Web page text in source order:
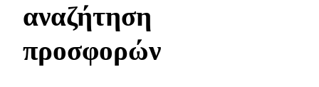
αναζήτηση
προσφορών